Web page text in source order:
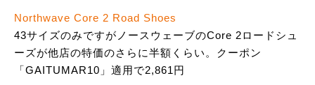
Northwave Core 2 Road Shoes
43サイズのみですがノースウェーブのCore 2ロードシュ
ーズが他店の特価のさらに半額くらい。クーポン
「GAITUMAR10」適用で2,861円